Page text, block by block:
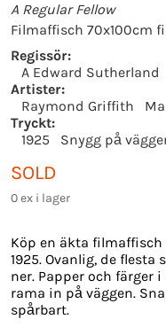
A Regular Fellow
Filmaffisch 70x100cm
Regissör:
A Edward Sutherland
Artister:
Raymond Griffith
Tryckt:
1925
Snygg på
SOLD
0 ex i lager
Köp en äkta
1925. Ovanlig, de
ner. Papper och färger
rama in på väggen.
spårbart.